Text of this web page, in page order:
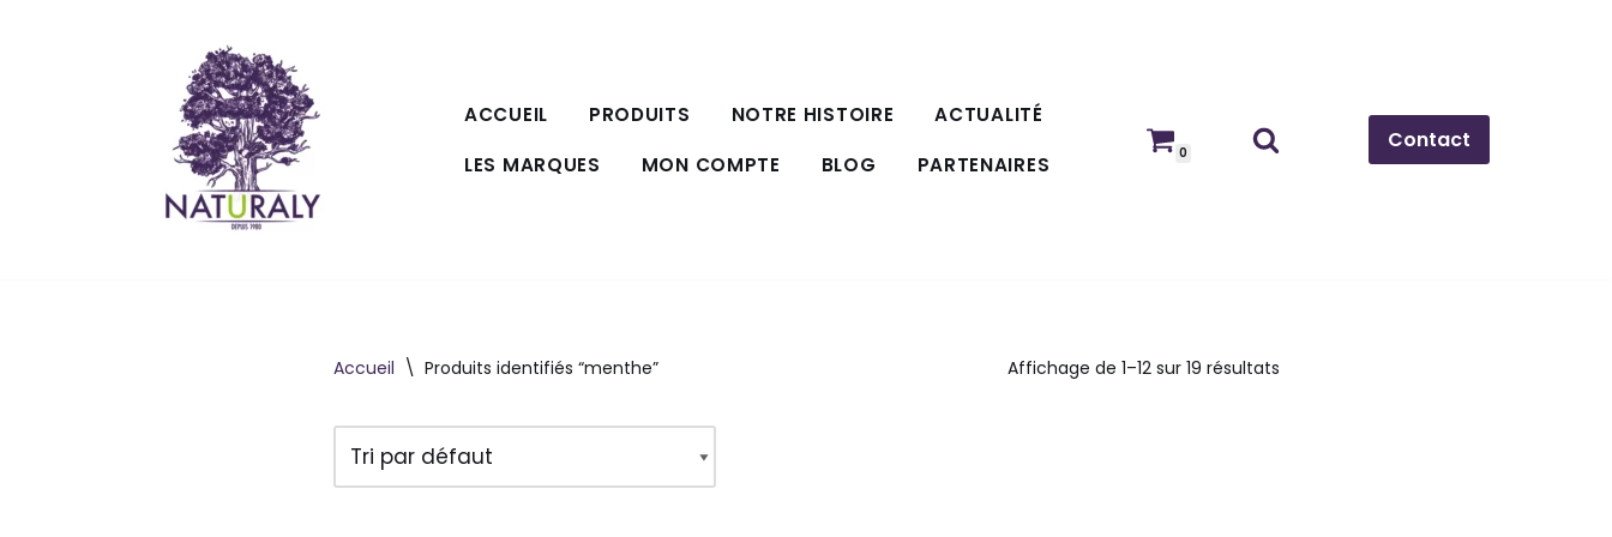
ACCUEIL PRODUITS NOTRE HISTOIRE
ACTUALITÉ
LES MARQUES
MON COMPTE BLOG PARTENAIRES 0 Contact
Accueil \ Produits identifiés “menthe” Affichage de 1–12 sur 19 résultats